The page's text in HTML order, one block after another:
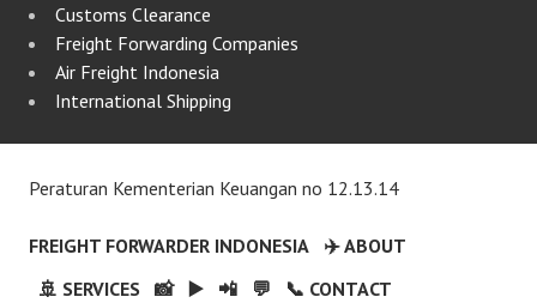
Customs Clearance
Freight Forwarding Companies
Air Freight Indonesia
International Shipping
Peraturan Kementerian Keuangan no 12.13.14
FREIGHT FORWARDER INDONESIA
✈️ ABOUT
🚢 SERVICES
📸 ▶️ 📲 💬 📞 CONTACT